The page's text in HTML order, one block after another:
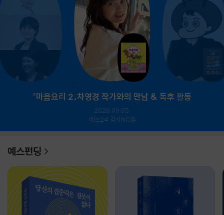
『마음요리 2』차영경 작가와의 만남 & 독후 활동
2026.09.05.
예스24 강서NC점
예스펀딩